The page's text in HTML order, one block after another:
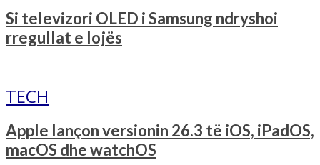
Si televizori OLED i Samsung ndryshoi
rregullat e lojës
TECH
Apple lançon versionin 26.3 të iOS, iPadOS,
macOS dhe watchOS